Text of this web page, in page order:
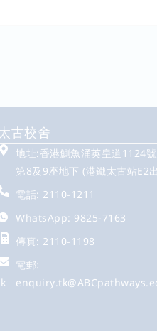
古校舍
地址:香港鰂魚涌英皇道1124
第8及9座地下 (港鐵太古站E2
電話: 2110-1211
WhatsApp: 9825-7163
傳真: 2110-1198
電郵: